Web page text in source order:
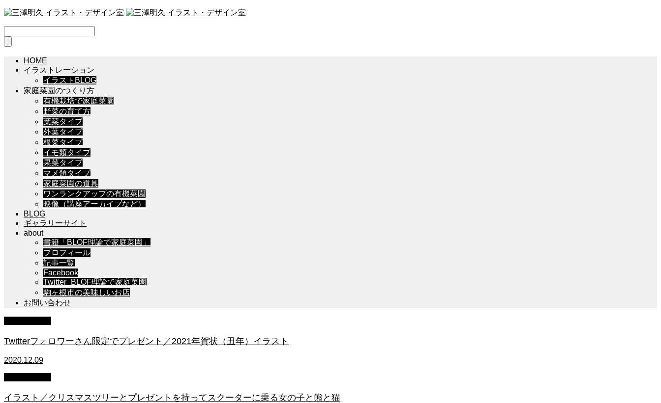
HOME
イラストレーション
イラストBLOG
家庭菜園のつくり方
有機栽培で家庭菜園
野菜の育て方
葉菜タイプ
外葉タイプ
根菜タイプ
イモ類タイプ
果菜タイプ
マメ類タイプ
家庭菜園の道具
ワンランクアップの有機菜園
映像（講座アーカイブなど）
BLOG
ギャラリーサイト
about
書籍「BLOF理論で家庭菜園」
プロフィール
記事一覧
Facebook
Twitter_BLOF理論で家庭菜園
駒ヶ根市の美味しいお店
お問い合わせ
Twitterフォロワーさん限定でプレゼント／2021年賀状（丑年）イラスト
2020.12.09
イラスト／クリスマスツリーとプレゼントを持ってスクーターに乗る女の子と熊と猫